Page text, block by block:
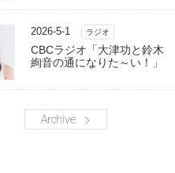
2026-5-1 ラジオ
CBCラジオ「大津功と鈴木
絢音の通になりた～い！」
Archive